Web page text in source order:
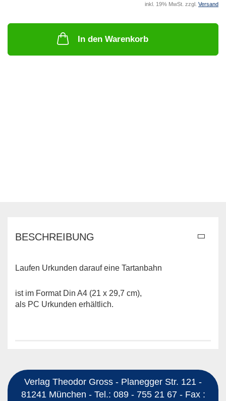
inkl. 19% MwSt. zzgl. Versand
In den Warenkorb
BESCHREIBUNG
Laufen Urkunden darauf eine Tartanbahn
ist im Format Din A4 (21 x 29,7 cm),
als PC Urkunden erhältlich.
Verlag Theodor Gross - Planegger Str. 121 -
81241 München - Tel.: 089 - 755 21 67 - Fax :